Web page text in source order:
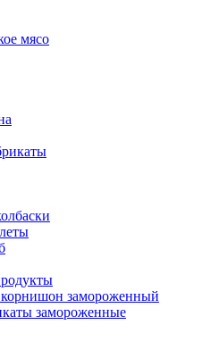
мясо
замороженный
замороженные